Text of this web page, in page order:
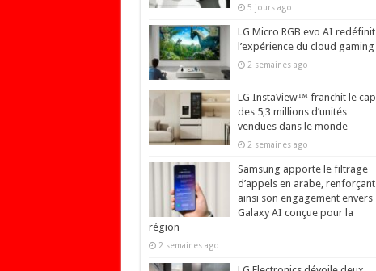
5 jours ago
LG Micro RGB evo AI redéfinit
l’expérience du cloud gaming
2 semaines ago
LG InstaView™ franchit le cap
des 5,3 millions d’unités
vendues dans le monde
2 semaines ago
Samsung apporte le filtrage
d’appels en arabe, renforçant
ainsi son engagement envers
Galaxy AI conçue pour la
région
2 semaines ago